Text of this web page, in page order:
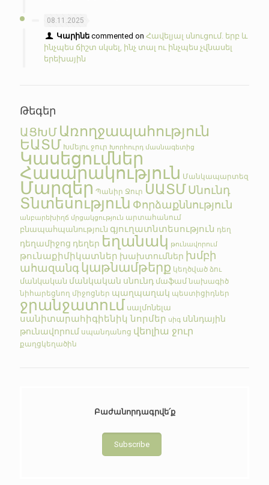
08.11.2025
Կարինե commented onՀավելյալ սնուցում. երբ և
ինչպես ճիշտ սկսել, ինչ տալ ու ինչպես չվնասել
երեխային
Թեգեր
ԱՑԽՄ Առողջապահություն
ԵԱՏՄ Խմելու ջուր Խորհուրդ մասնագետից
Կասեցումներ
Հասարակություն Մանկապարտեզ
Մարզեր Պանիր Ջուր ՍԱՏՄՍնունդ
Տնտեսություն Փորձաքննություն
անբարեխիղճ մրցակցություն արտահանում
բնապահպանություն գյուղատնտեսություն դեղ
դեղամիջոց դեղեր եղանակ թունավորում
թունաքիմիկատներ խախտումներ խմբի
ահազանգկաթնամթերք կեղծված ձու
մանկական մանկական սնունդ մաֆամ նախագիծ
նիհարեցնող միջոցներ պաղպաղակ պեստիցիդներ
ջրանջատում սալմոնելա
սանիտարահիգիենիկ նորմեր սիգ սննդային
թունավորում սպանդանոց վեոլիա ջուր
քաղցկեղածին
Բաժանորդագրվե՛ք
Subscribe